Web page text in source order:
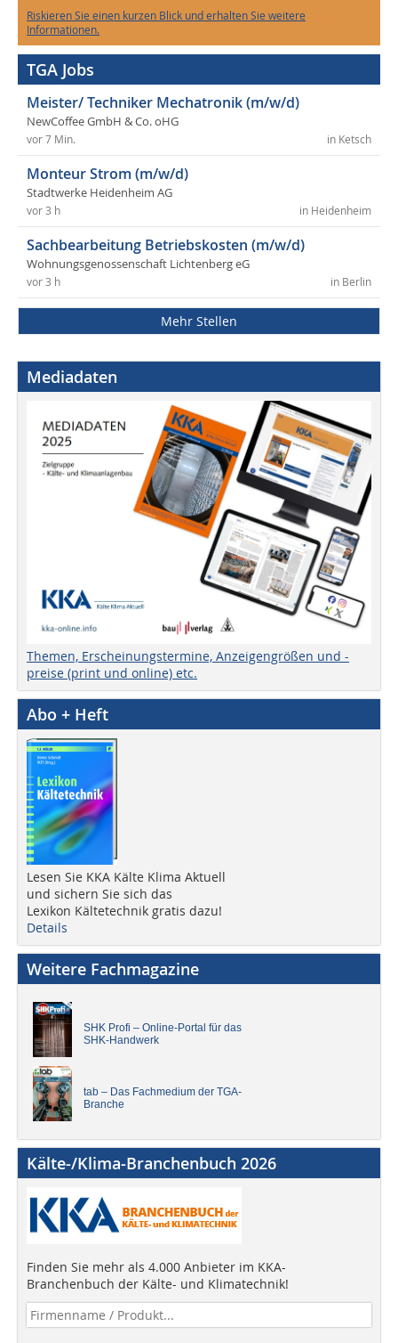
Riskieren Sie einen kurzen Blick und erhalten Sie weitere
Informationen.
TGA Jobs
Meister/ Techniker Mechatronik (m/w/d)
NewCoffee GmbH & Co. oHG
in Ketsch
vor 7 Min.
Monteur Strom (m/w/d)
Stadtwerke Heidenheim AG
in Heidenheim
vor 3 h
Sachbearbeitung Betriebskosten (m/w/d)
Wohnungsgenossenschaft Lichtenberg eG
in Berlin
vor 3 h
Mehr Stellen
Mediadaten
Themen, Erscheinungstermine, Anzeigengrößen und -
preise (print und online) etc.
Abo + Heft
Lesen Sie KKA Kälte Klima Aktuell
und sichern Sie sich das
Lexikon Kältetechnik gratis dazu!
Details
Weitere Fachmagazine
SHK Profi – Online-Portal für das
SHK-Handwerk
tab – Das Fachmedium der TGA-
Branche
Kälte-/Klima-Branchenbuch 2026
Finden Sie mehr als 4.000 Anbieter im KKA-
Branchenbuch der Kälte- und Klimatechnik!